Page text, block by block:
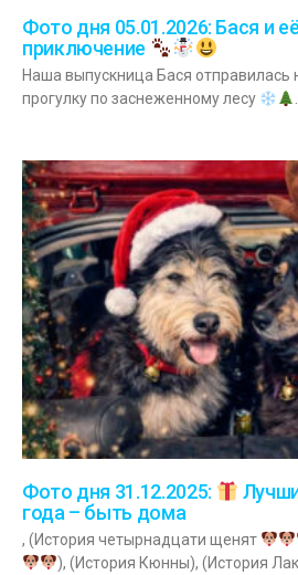
Фото дня 05.01.2026: Бася и
приключение
Наша выпускница Бася отправилась
прогулку по заснеженному лесу
.
Фото дня 31.12.2025:
года – быть дома
, (История четырнадцати щенят
), (История Кюнны), (История